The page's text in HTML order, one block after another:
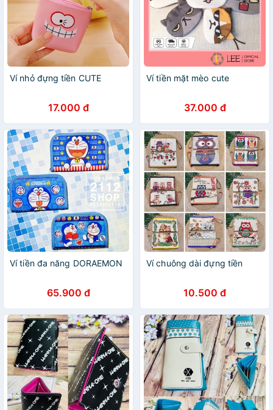
Ví nhỏ đựng tiền CUTE
17.000 đ
Ví tiền mặt mèo cute
37.000 đ
Ví tiền đa năng DORAEMON
65.900 đ
Ví chuông dài đựng tiền
10.500 đ